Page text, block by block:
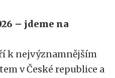
– jdeme na
k nejvýznamnějším
v České republice a